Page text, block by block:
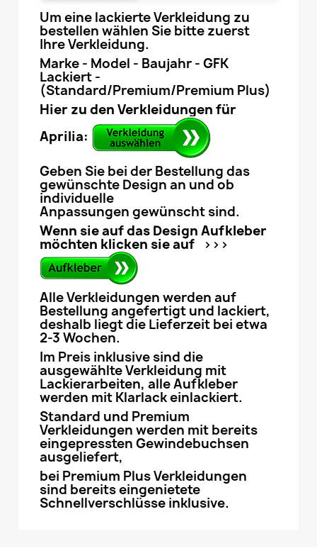
Um eine lackierte Verkleidung zu
bestellen wählen Sie bitte zuerst
Ihre Verkleidung.
Marke - Model - Baujahr - GFK
Lackiert -
(Standard/Premium/Premium Plus)
Hier zu den Verkleidungen für
Aprilia:
Geben Sie bei der Bestellung das
gewünschte Design an und ob
individuelle
Anpassungen gewünscht sind.
Wenn sie auf das Design Aufkleber
möchten klicken sie auf >>>
Alle Verkleidungen werden auf
Bestellung angefertigt und lackiert,
deshalb liegt die Lieferzeit bei etwa
2-3 Wochen.
Im Preis inklusive sind die
ausgewählte Verkleidung mit
Lackierarbeiten, alle Aufkleber
werden mit Klarlack einlackiert.
Standard und Premium
Verkleidungen werden mit bereits
eingepressten Gewindebuchsen
ausgeliefert,
bei Premium Plus Verkleidungen
sind bereits eingenietete
Schnellverschlüsse inklusive.